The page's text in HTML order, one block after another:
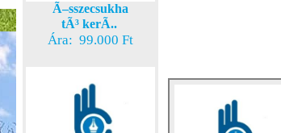
Ã–sszecsukha
tÃ³ kerÃ..
Ára: 99.000 Ft